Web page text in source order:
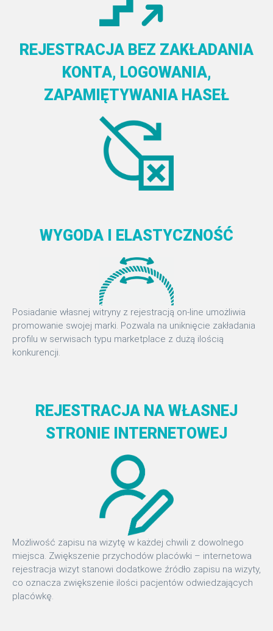
REJESTRACJA BEZ ZAKŁADANIA
KONTA, LOGOWANIA,
ZAPAMIĘTYWANIA HASEŁ
WYGODA I ELASTYCZNOŚĆ
Posiadanie własnej witryny z rejestracją on-line umożliwia
promowanie swojej marki. Pozwala na uniknięcie zakładania
profilu w serwisach typu marketplace z dużą ilością
konkurencji.
REJESTRACJA NA WŁASNEJ
STRONIE INTERNETOWEJ
Możliwość zapisu na wizytę w każdej chwili z dowolnego
miejsca. Zwiększenie przychodów placówki – internetowa
rejestracja wizyt stanowi dodatkowe źródło zapisu na wizyty,
co oznacza zwiększenie ilości pacjentów odwiedzających
placówkę.